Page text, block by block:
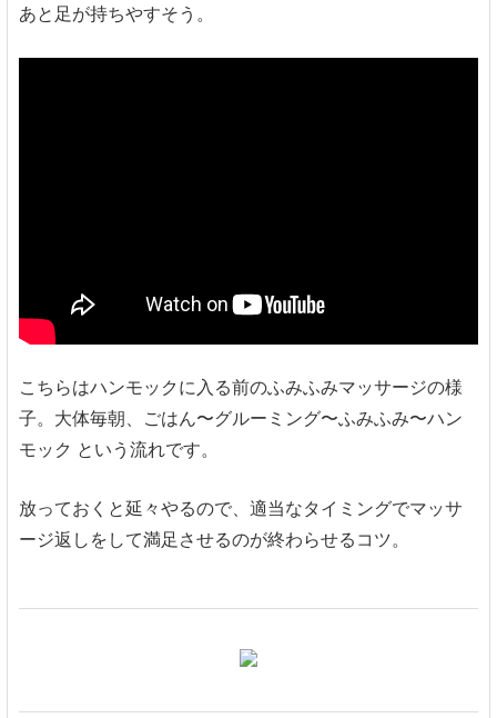
あと足が持ちやすそう。
こちらはハンモックに入る前のふみふみマッサージの様
子。大体毎朝、ごはん〜グルーミング〜ふみふみ〜ハン
モック という流れです。
放っておくと延々やるので、適当なタイミングでマッサ
ージ返しをして満足させるのが終わらせるコツ。